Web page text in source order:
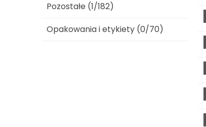
Pozostałe (1/182)
Opakowania i etykiety (0/70)